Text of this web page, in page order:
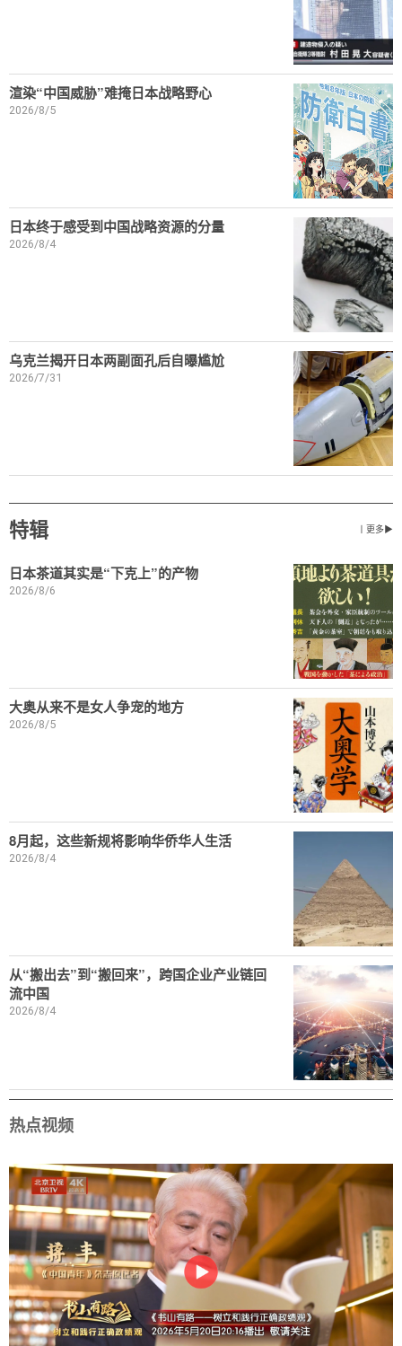
渲染“中国威胁”难掩日本战略野心
2026/8/5
日本终于感受到中国战略资源的分量
2026/8/4
乌克兰揭开日本两副面孔后自曝尴尬
2026/7/31
特辑 丨更多▶
日本茶道其实是“下克上”的产物
2026/8/6
大奥从来不是女人争宠的地方
2026/8/5
8月起，这些新规将影响华侨华人生活
2026/8/4
从“搬出去”到“搬回来”，跨国企业产业链回
流中国
2026/8/4
热点视频